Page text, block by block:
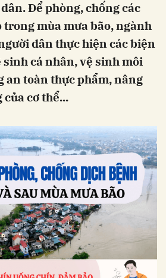
Để phòng, chống các
trong mùa mưa bão, ngành
dân thực hiện các biện
sinh cá nhân, vệ sinh môi
an toàn thực phẩm, nâng
của cơ thể...